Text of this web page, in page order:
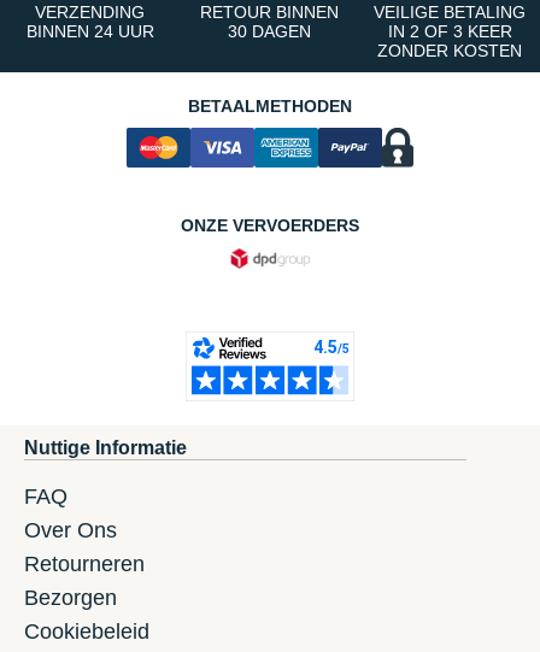
VERZENDING
BINNEN 24 UUR
RETOUR BINNEN
30 DAGEN
VEILIGE BETALING
IN 2 OF 3 KEER
ZONDER KOSTEN
BETAALMETHODEN
ONZE VERVOERDERS
Nuttige Informatie
FAQ
Over Ons
Retourneren
Bezorgen
Cookiebeleid